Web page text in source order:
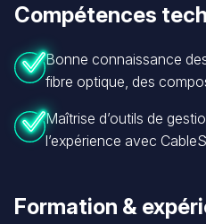
Compétences
Bonne connaissance
fibre optique, des
Maîtrise d’outils de
l’expérience avec
Formation &